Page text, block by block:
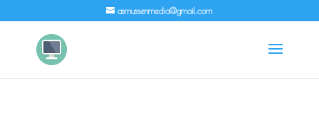
asmussenmedia@gmail.com